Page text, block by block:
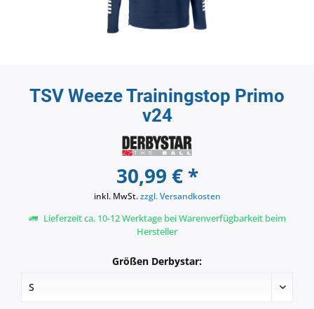
TSV Weeze Trainingstop Primo
v24
30,99 € *
inkl. MwSt.zzgl. Versandkosten
Lieferzeit ca. 10-12 Werktage bei Warenverfügbarkeit beim
Hersteller
Größen Derbystar: